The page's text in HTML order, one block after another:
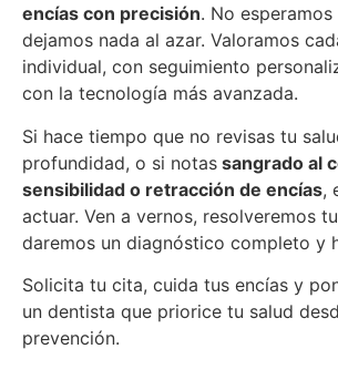
encías con precisión. No
dejamos nada al azar. Valoramos
individual, con seguimiento
con la tecnología más avanzada.
Si hace tiempo que no revisas tu
profundidad, o si notas sangrado al
sensibilidad o retracción de encías,
actuar. Ven a vernos, resolveremos
daremos un diagnóstico completo y
Solicita tu cita, cuida tus encías y
un dentista que priorice tu salud
prevención.